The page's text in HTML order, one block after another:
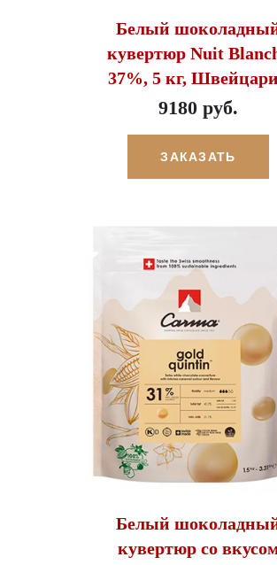
Белый
кувертюр Nuit
37%, 5 кг,
9180 руб.
ЗАКАЗАТЬ
Белый
кувертюр со